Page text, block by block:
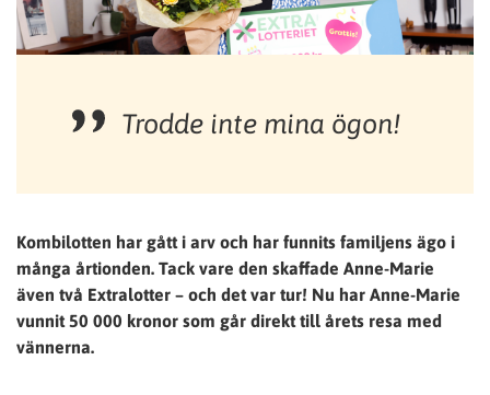
Trodde inte mina ögon!
Kombilotten har gått i arv och har funnits familjens ägo i
många årtionden. Tack vare den skaffade Anne-Marie
även två Extralotter – och det var tur! Nu har Anne-Marie
vunnit 50 000 kronor som går direkt till årets resa med
vännerna.